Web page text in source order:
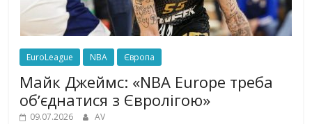
EuroLeague NBA Європа
Майк Джеймс: «NBA Europe треба
обʼєднатися з Євролігою»
09.07.2026 AV